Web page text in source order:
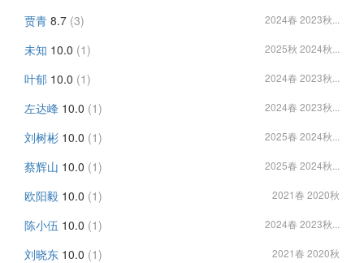
贾青 8.7 (3) 2024春 2023秋...
未知 10.0 (1) 2025秋 2024秋...
叶郁 10.0 (1) 2024春 2023秋...
左达峰 10.0 (1) 2024春 2023秋...
刘树彬 10.0 (1) 2025春 2024秋...
蔡辉山 10.0 (1) 2025春 2024秋...
欧阳毅 10.0 (1) 2021春 2020秋
陈小伍 10.0 (1) 2024春 2023秋...
刘晓东 10.0 (1) 2021春 2020秋